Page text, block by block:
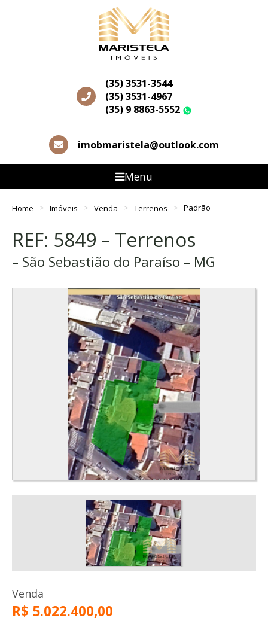
(35) 3531-3544
(35) 3531-4967
(35) 9 8863-5552
imobmaristela@outlook.com
Menu
Home Imóveis Venda Terrenos Padrão
REF: 5849 – Terrenos
– São Sebastião do Paraíso – MG
Venda
R$ 5.022.400,00